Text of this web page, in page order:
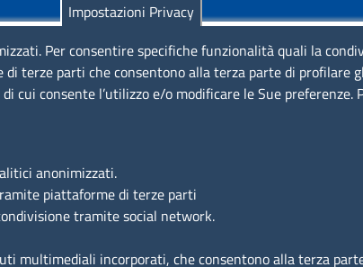
21 - 00187 Roma
Impostazioni Privacy
Per consentire specifiche funzionalità quali la
di terze parti che consentono alla terza parte di profilare
cui consente l’utilizzo e/o modificare le Sue preferenze.
anonimizzati.
piattaforme di terze parti
tramite social network.
multimediali incorporati, che consentono alla terza